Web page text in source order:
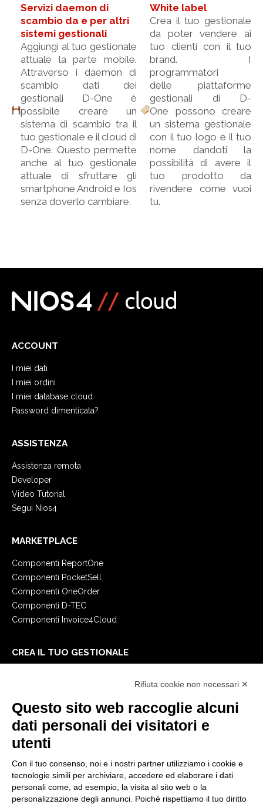
Servizi daemon di
scambio da e per altri
sistemi gestionali
Aggiungi al tuo gestionale
attuale la parte mobile.
Attraverso i daemon di
scambio dati dei
gestionali D-One è
possibile creare un
sistema di scambio tra il
tuo gestionale e il cloud di
D-One. Questo permette
anche al tuo gestionale
attuale di sfruttare gli
smartphone Android e Ios
senza doverlo cambiare.
White label
Crea il tuo gestionale
da poter vendere ai
tuo clienti con il tuo
brand. I
programmatori
delle piattaforme
gestionali di D-
One possono creare
un sistema gestionale
con il tuo logo e il tuo
nome dandoti la
possibilità di avere il
tuo prodotto da
rivendere come vuoi
tu.
ACCOUNT
I miei dati
I miei ordini
I miei database cloud
Password dimenticata?
ASSISTENZA
Assistenza remota
Developer
Video Tutorial
Segui Nios4
MARKETPLACE
Componenti ReportOne
Componenti PocketSell
Componenti OneOrder
Componenti D-TEC
Componenti Invoice4Cloud
CREA IL TUO GESTIONALE
E-Book
Blog
NOTE LEGALI
Informative Privacy
Security Policy
Documentazione contrattuale e GDPR
Rifiuta cookie non necessari ✕
Questo sito web raccoglie alcuni
dati personali dei visitatori e
utenti
Con il tuo consenso, noi e i nostri partner utilizziamo i cookie e
tecnologie simili per archiviare, accedere ed elaborare i dati
personali come, ad esempio, la visita al sito web o la
personalizzazione degli annunci. Poiché rispettiamo il tuo diritto